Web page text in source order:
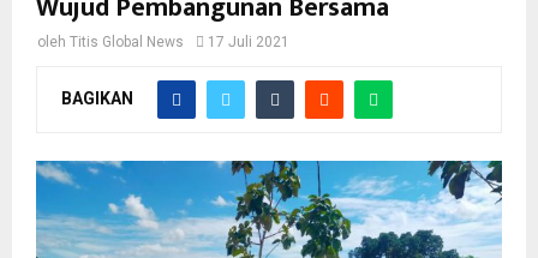
oleh Titis Global News 17 Juli 2021
BAGIKAN